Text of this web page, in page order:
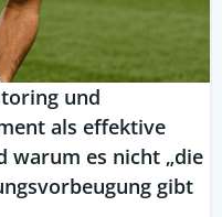
und
als effektive
warum es nicht „die
gibt